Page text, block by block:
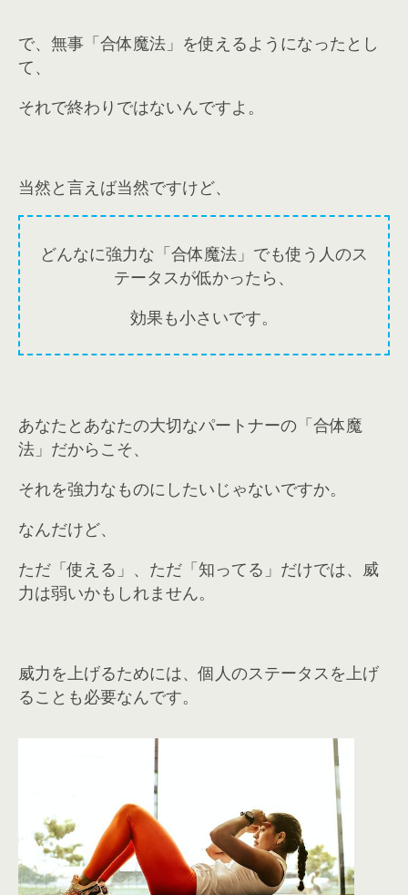
で、無事「合体魔法」を使えるようになったとし
て、
それで終わりではないんですよ。
当然と言えば当然ですけど、
どんなに強力な「合体魔法」でも使う人のス
テータスが低かったら、
効果も小さいです。
あなたとあなたの大切なパートナーの「合体魔
法」だからこそ、
それを強力なものにしたいじゃないですか。
なんだけど、
ただ「使える」、ただ「知ってる」だけでは、威
力は弱いかもしれません。
威力を上げるためには、個人のステータスを上げ
ることも必要なんです。